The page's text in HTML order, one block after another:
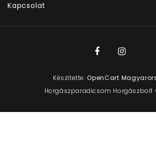
Kapcsolat
Készítette:OpenCart
Horgászparadicsom Horgászbolt